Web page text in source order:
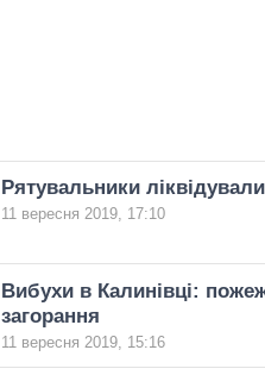
Рятувальники
11 вересня 2019, 17:10
Вибухи в Калинівці:
загорання
11 вересня 2019, 15:16